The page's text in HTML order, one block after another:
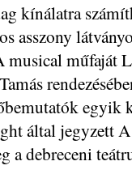
kínálatra
asszony
musical műfaját
által jegyzett
a debreceni